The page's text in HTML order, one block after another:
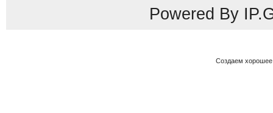
Powered By
Создаем